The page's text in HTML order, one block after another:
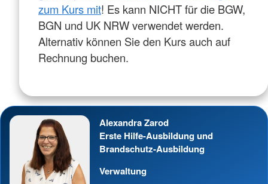
zum Kurs mit! Es kann NICHT für die BGW,
BGN und UK NRW verwendet werden.
Alternativ können Sie den Kurs auch auf
Rechnung buchen.
Alexandra Zarod
Erste Hilfe-Ausbildung und
Brandschutz-Ausbildung
Verwaltung